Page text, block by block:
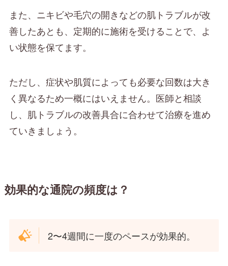
また、ニキビや毛穴の開きなどの肌トラブルが改
善したあとも、定期的に施術を受けることで、よ
い状態を保てます。
ただし、症状や肌質によっても必要な回数は大き
く異なるため一概にはいえません。医師と相談
し、肌トラブルの改善具合に合わせて治療を進め
ていきましょう。
効果的な通院の頻度は？
2〜4週間に一度のペースが効果的。